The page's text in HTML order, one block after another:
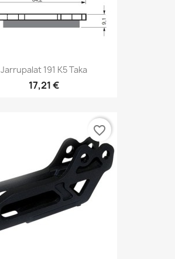
Jarrupalat 191 K5 Taka
17,21 €
favorite_border